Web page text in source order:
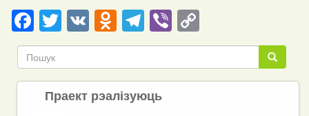
Facebook
Twitter
VKOdnoklassniki
Telegram
ViberCopy
Link Пошук
Пошук
Праект рэалізуюць